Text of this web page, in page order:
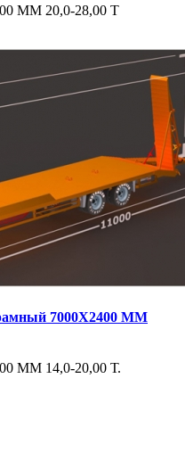
ММ 20,0-28,00 Т
7000Х2400 ММ
ММ 14,0-20,00 Т.